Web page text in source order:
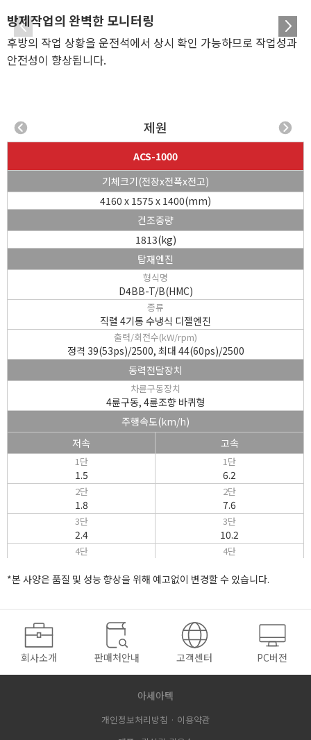
방제작업의 완벽한 모니터링
후방의 작업 상황을 운전석에서 상시 확인 가능하므로 작업성과
안전성이 향상됩니다.
1/4
제원
ACS-1000
기체크기(전장x전폭x전고)
4160 x 1575 x 1400(mm)
건조중량
1813(kg)
탑재엔진
형식명
D4BB-T/B(HMC)
종류
직렬 4기통 수냉식 디젤엔진
출력/회전수(kW/rpm)
정격 39(53ps)/2500, 최대 44(60ps)/2500
동력전달장치
차륜구동장치
4륜구동, 4륜조향 바퀴형
주행속도(km/h)
저속
고속
1단
1.5
1단
6.2
2단
1.8
2단
7.6
3단
2.4
3단
10.2
4단 4단
후진 후진
밋션
전진8단, 후진2단
건식단판식
주행브레이크
후륜 유압디스크 브레이크
*본 사양은 품질 및 성능 향상을 위해 예고없이 변경할 수 있습니다.
회사소개 판매처안내 고객센터 PC버전
아세아텍
개인정보처리방침 · 이용약관